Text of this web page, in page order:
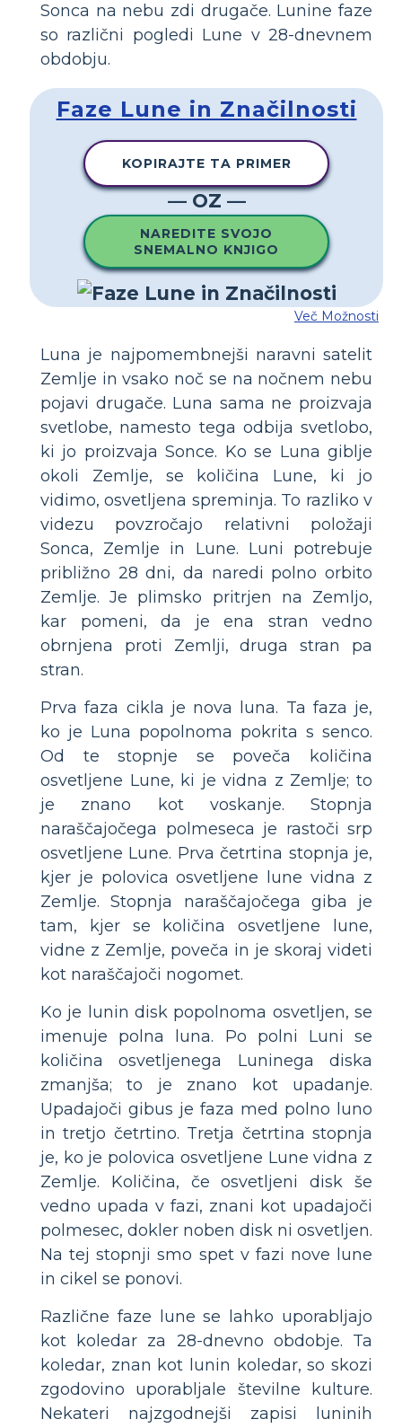
Sonca na nebu zdi drugače. Lunine faze
so različni pogledi Lune v 28-dnevnem
obdobju.
Faze Lune in Značilnosti
KOPIRAJTE TA PRIMER
— OZ —
NAREDITE SVOJO
SNEMALNO KNJIGO
Več Možnosti
Luna je najpomembnejši naravni satelit
Zemlje in vsako noč se na nočnem nebu
pojavi drugače. Luna sama ne proizvaja
svetlobe, namesto tega odbija svetlobo,
ki jo proizvaja Sonce. Ko se Luna giblje
okoli Zemlje, se količina Lune, ki jo
vidimo, osvetljena spreminja. To razliko v
videzu povzročajo relativni položaji
Sonca, Zemlje in Lune. Luni potrebuje
približno 28 dni, da naredi polno orbito
Zemlje. Je plimsko pritrjen na Zemljo,
kar pomeni, da je ena stran vedno
obrnjena proti Zemlji, druga stran pa
stran.
Prva faza cikla je nova luna. Ta faza je,
ko je Luna popolnoma pokrita s senco.
Od te stopnje se poveča količina
osvetljene Lune, ki je vidna z Zemlje; to
je znano kot voskanje. Stopnja
naraščajočega polmeseca je rastoči srp
osvetljene Lune. Prva četrtina stopnja je,
kjer je polovica osvetljene lune vidna z
Zemlje. Stopnja naraščajočega giba je
tam, kjer se količina osvetljene lune,
vidne z Zemlje, poveča in je skoraj videti
kot naraščajoči nogomet.
Ko je lunin disk popolnoma osvetljen, se
imenuje polna luna. Po polni Luni se
količina osvetljenega Luninega diska
zmanjša; to je znano kot upadanje.
Upadajoči gibus je faza med polno luno
in tretjo četrtino. Tretja četrtina stopnja
je, ko je polovica osvetljene Lune vidna z
Zemlje. Količina, če osvetljeni disk še
vedno upada v fazi, znani kot upadajoči
polmesec, dokler noben disk ni osvetljen.
Na tej stopnji smo spet v fazi nove lune
in cikel se ponovi.
Različne faze lune se lahko uporabljajo
kot koledar za 28-dnevno obdobje. Ta
koledar, znan kot lunin koledar, so skozi
zgodovino uporabljale številne kulture.
Nekateri najzgodnejši zapisi luninih